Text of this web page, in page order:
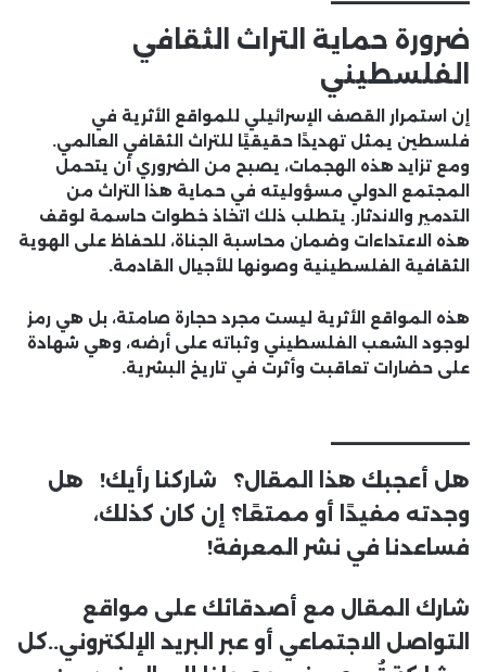
ضرورة حماية التراث الثقافي
الفلسطيني
إن استمرار القصف الإسرائيلي للمواقع الأثرية في
فلسطين يمثل تهديدًا حقيقيًا للتراث الثقافي العالمي.
ومع تزايد هذه الهجمات، يصبح من الضروري أن يتحمل
المجتمع الدولي مسؤوليته في حماية هذا التراث من
التدمير والاندثار. يتطلب ذلك اتخاذ خطوات حاسمة لوقف
هذه الاعتداءات وضمان محاسبة الجناة، للحفاظ على الهوية
الثقافية الفلسطينية وصونها للأجيال القادمة.
هذه المواقع الأثرية ليست مجرد حجارة صامتة، بل هي رمز
لوجود الشعب الفلسطيني وثباته على أرضه، وهي شهادة
على حضارات تعاقبت وأثرت في تاريخ البشرية.
هل أعجبك هذا المقال؟ شاركنا رأيك! هل
وجدته مفيدًا أو ممتعًا؟ إن كان كذلك،
فساعدنا في نشر المعرفة!
شارك المقال مع أصدقائك على مواقع
التواصل الاجتماعي أو عبر البريد الإلكتروني..كل